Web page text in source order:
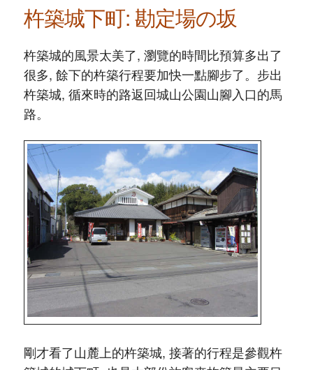
杵築城下町: 勘定場の坂
杵築城的風景太美了, 瀏覽的時間比預算多出了
很多, 餘下的杵築行程要加快一點腳步了。步出
杵築城, 循來時的路返回城山公園山腳入口的馬
路。
剛才看了山麓上的杵築城, 接著的行程是參觀杵